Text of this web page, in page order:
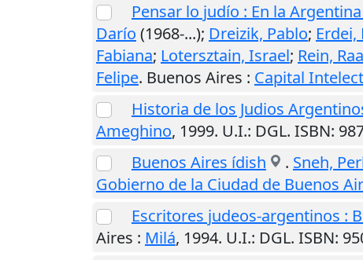
Pensar lo judío : En la
Darío (1968-...); Dreizik, Pablo; Erdei,
Fabiana; Lotersztain, Israel; Rein,
Felipe. Buenos Aires : Capital
Historia de los Judios
Ameghino, 1999. U.I.: DGL. ISBN:
Buenos Aires ídish
. Sneh,
Gobierno de la Ciudad de Buenos
Escritores judeos-argentinos :
Aires : Milá, 1994. U.I.: DGL. ISBN: